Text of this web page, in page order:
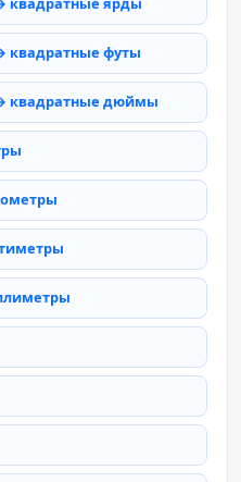
квадратные футы
квадратные дюймы